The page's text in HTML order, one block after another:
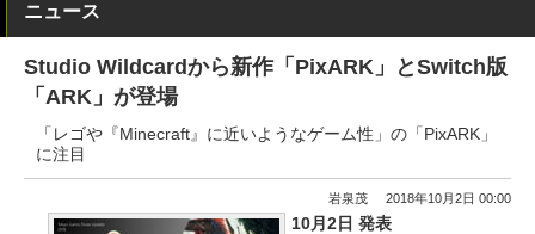
ニュース
Studio Wildcardから新作「PixARK」とSwitch版
「ARK」が登場
「レゴや『Minecraft』に近いようなゲーム性」の「PixARK」
に注目
岩泉茂 2018年10月2日 00:00
10月2日 発表